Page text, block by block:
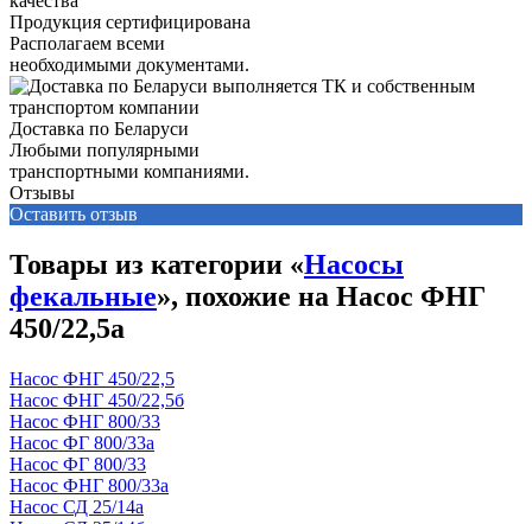
Продукция сертифицирована
Располагаем всеми
необходимыми документами.
Доставка по Беларуси
Любыми популярными
транспортными компаниями.
Отзывы
Оставить отзыв
Товары из категории «Насосы
фекальные», похожие на Насос ФНГ
450/22,5а
Насос ФНГ 450/22,5
Насос ФНГ 450/22,5б
Насос ФНГ 800/33
Насос ФГ 800/33а
Насос ФГ 800/33
Насос ФНГ 800/33а
Насос СД 25/14а